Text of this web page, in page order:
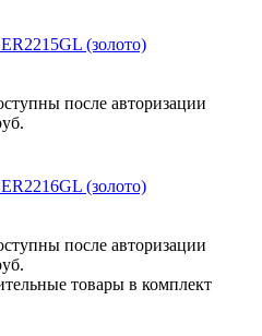
(золото)
после авторизации
(золото)
после авторизации
товары в комплект